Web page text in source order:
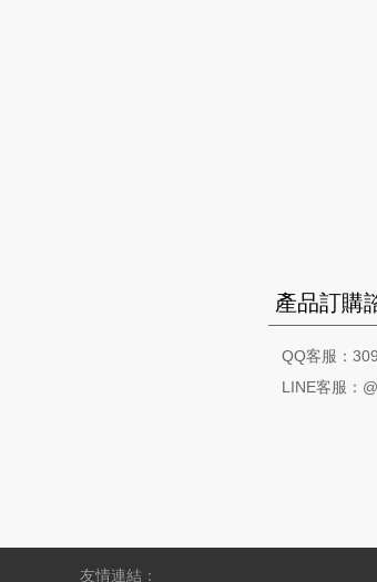
產品訂購
QQ客服：
LINE客服：
友情連結：